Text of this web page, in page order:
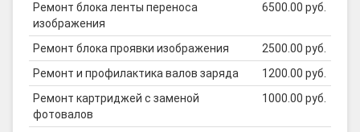
Ремонт блока ленты переноса
изображения
6500.00 руб.
Ремонт блока проявки изображения
2500.00 руб.
Ремонт и профилактика валов заряда
1200.00 руб.
Ремонт картриджей с заменой
фотовалов
1000.00 руб.